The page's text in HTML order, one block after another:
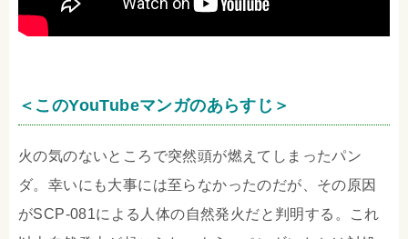
＜このYouTubeマンガのあらすじ＞
火の気のないところで突然頭が燃えてしまったパン
ダ。幸いにも大事には至らなかったのだが、その原因
がSCP-081による人体の自然発火だと判明する。これ